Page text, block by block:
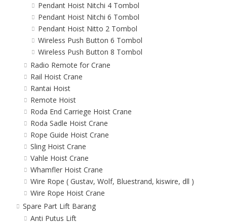
Pendant Hoist Nitchi 4 Tombol
Pendant Hoist Nitchi 6 Tombol
Pendant Hoist Nitto 2 Tombol
Wireless Push Button 6 Tombol
Wireless Push Button 8 Tombol
Radio Remote for Crane
Rail Hoist Crane
Rantai Hoist
Remote Hoist
Roda End Carriege Hoist Crane
Roda Sadle Hoist Crane
Rope Guide Hoist Crane
Sling Hoist Crane
Vahle Hoist Crane
Whamfler Hoist Crane
Wire Rope ( Gustav, Wolf, Bluestrand, kiswire, dll )
Wire Rope Hoist Crane
Spare Part Lift Barang
Anti Putus Lift